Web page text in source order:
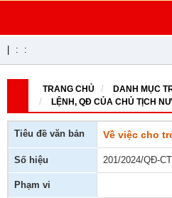
: :
TRANG CHỦ
DANH MỤC
LỆNH, QĐ CỦA CHỦ TỊCH
Tiêu đề văn bản Về việc cho
Số hiệu 201/2024/QĐ-
Phạm vi